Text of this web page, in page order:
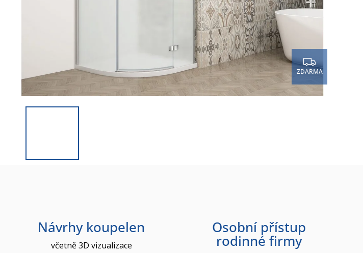
ZDARMA
Návrhy koupelen
včetně 3D vizualizace
Osobní přístup
rodinné firmy